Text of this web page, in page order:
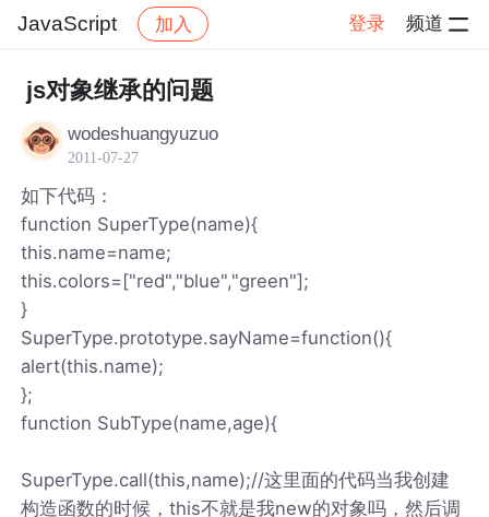
JavaScript 加入 登录 频道
社区 JavaScript
js对象继承的问题
wodeshuangyuzuo
2011-07-27
如下代码：
function SuperType(name){
this.name=name;
this.colors=["red","blue","green"];
}
SuperType.prototype.sayName=function(){
alert(this.name);
};
function SubType(name,age){
SuperType.call(this,name);//这里面的代码当我创建
构造函数的时候，this不就是我new的对象吗，然后调